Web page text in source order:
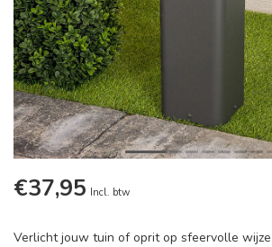
€37,95 Incl. btw
Verlicht jouw tuin of oprit op sfeervolle